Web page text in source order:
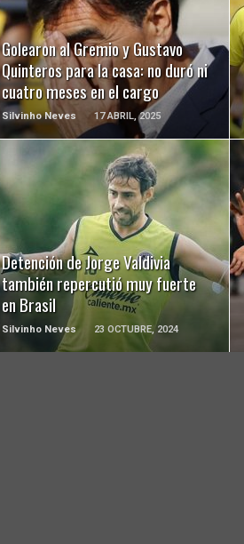
Golearon al Gremio y Gustavo
Quinteros para la casa: no duró ni
cuatro meses en el cargo
Silvinho Neves 17 ABRIL, 2025
LEER MÁS
Detención de Jorge Valdivia
también repercutió muy fuerte
en Brasil
Silvinho Neves 23 OCTUBRE, 2024
LEER MÁS